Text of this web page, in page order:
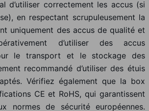
d’utiliser correctement les accus (si
en respectant scrupuleusement la
uniquement des accus de qualité et
d’utiliser des accus
le transport et le stockage des
recommandé d’utiliser des étuis
Vérifiez également que la box
CE et RoHS, qui garantissent
normes de sécurité européennes.